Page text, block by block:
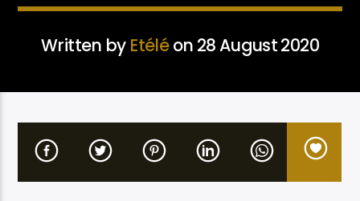
Title
Etele en direct
Written by Etéléon 28 August 2020